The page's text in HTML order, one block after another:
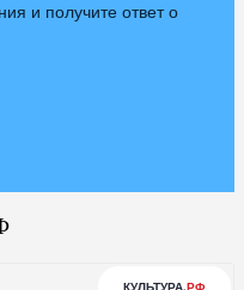
и получите ответ о